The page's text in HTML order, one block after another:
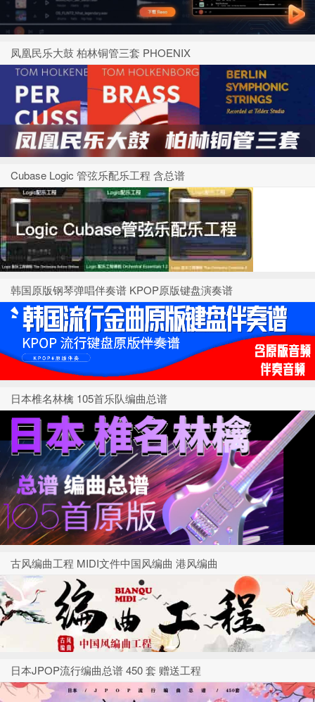
凤凰民乐大鼓 柏林铜管三套 PHOENIX
Cubase Logic 管弦乐配乐工程 含总谱
韩国原版钢琴弹唱伴奏谱 KPOP原版键盘演奏谱
日本椎名林檎 105首乐队编曲总谱
古风编曲工程 MIDI文件中国风编曲 港风编曲
日本JPOP流行编曲总谱 450 套 赠送工程